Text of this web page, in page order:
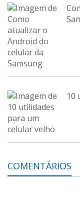
10
COMENTÁRIOS